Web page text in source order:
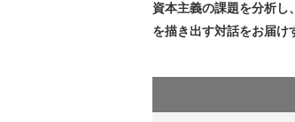
資本主義の課題を分析
を描き出す対話をお届け